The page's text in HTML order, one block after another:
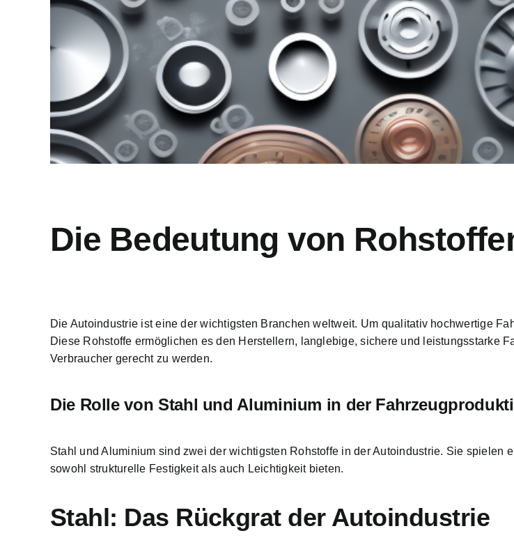
Die Bedeutung von
Die Autoindustrie ist eine der wichtigsten Branchen weltweit. Um qualitativ hochwertige
Diese Rohstoffe ermöglichen es den Herstellern, langlebige, sichere und leistungsstarke
Verbraucher gerecht zu werden.
Die Rolle von Stahl und Aluminium in der
Stahl und Aluminium sind zwei der wichtigsten Rohstoffe in der Autoindustrie. Sie
sowohl strukturelle Festigkeit als auch Leichtigkeit bieten.
Stahl: Das Rückgrat der Autoindustrie